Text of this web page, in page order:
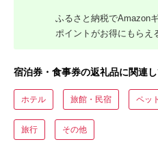
ふるさと納税でAmazon
ポイントがお得にもらえ
宿泊券・食事券の返礼品に関連
ホテル 旅館・民宿 ペッ
旅行 その他